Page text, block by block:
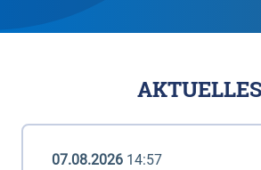
AKTUELLES
07.08.2026 14:57